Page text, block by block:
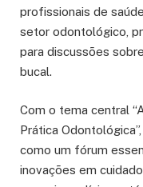
profissionais de
setor odontológico,
para discussões
bucal.
Com o tema central
Prática
como um fórum
inovações em